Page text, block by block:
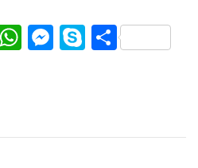
WhatsApp
Messenger
Skype
Delen